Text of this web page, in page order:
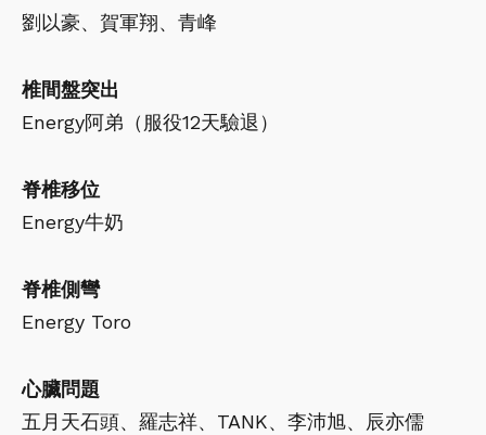
劉以豪、賀軍翔、青峰
椎間盤突出
Energy阿弟（服役12天驗退）
脊椎移位
Energy牛奶
脊椎側彎
Energy Toro
心臟問題
五月天石頭、羅志祥、TANK、李沛旭、辰亦儒